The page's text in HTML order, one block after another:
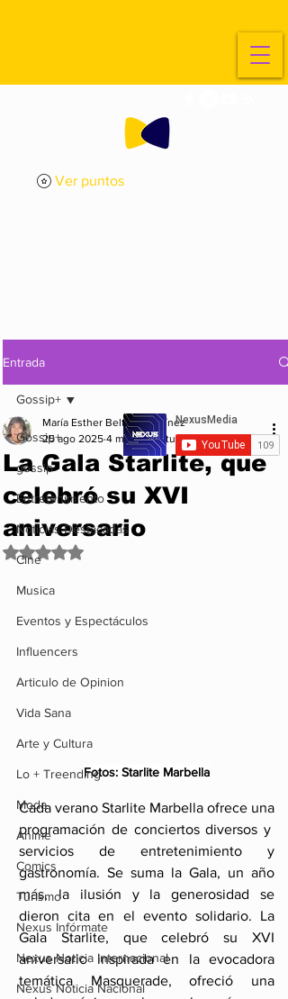
Ver puntos
Entrada
Gossip+
gossip
Entretenimiento
Noticias Destacadas
Cine
Musica
Eventos y Espectáculos
Influencers
Articulo de Opinion
Vida Sana
Arte y Cultura
Lo + Treending
Moda
Anime
Comics
Turismo
Nexus Infórmate
Nexus Noticia Internacional
Nexus Noticia Nacional
Gossip+
La Gala Starlite, que
celebró su XVI
aniversario
María Esther Beltrán Martínez
25 ago 2025 4 min de lectura
Obtuvo NaN de 5 estrellas.
Fotos: Starlite Marbella
Cada verano Starlite Marbella ofrece una
programación de conciertos diversos y
servicios de entretenimiento y
gastronomía. Se suma la Gala, un año
más, la ilusión y la generosidad se
dieron cita en el evento solidario. La
Gala Starlite, que celebró su XVI
aniversario inspirada en la evocadora
temática Masquerade, ofreció una